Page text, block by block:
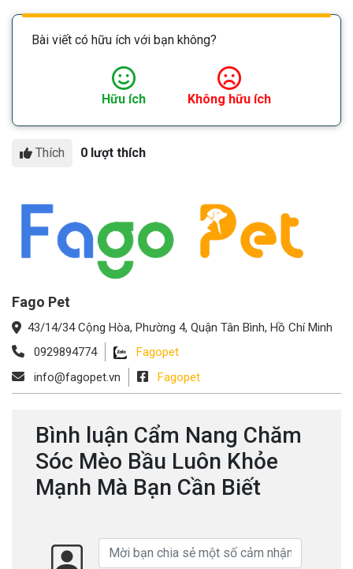
Bài viết có hữu ích với bạn không?
Hữu ích Không hữu ích
Thích 0 lượt thích
Fago Pet
43/14/34 Cộng Hòa, Phường 4, Quận Tân Bình, Hồ Chí Minh
0929894774
Fagopet
info@fagopet.vn
Fagopet
Bình luận Cẩm Nang Chăm
Sóc Mèo Bầu Luôn Khỏe
Mạnh Mà Bạn Cần Biết